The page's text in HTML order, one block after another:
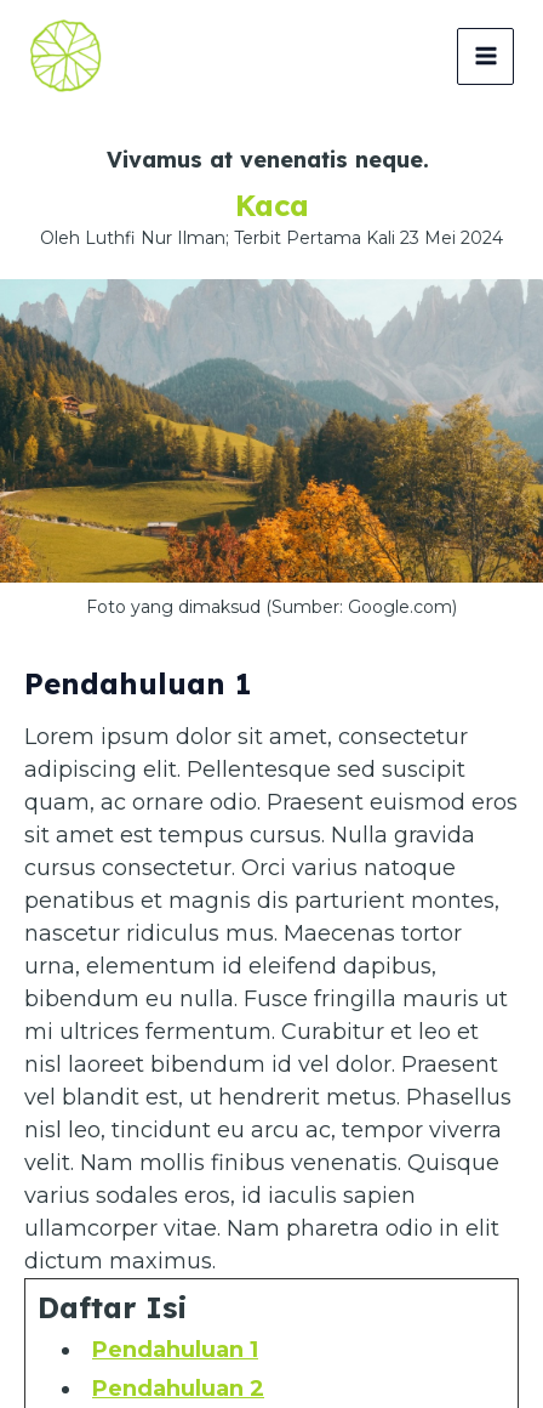
Lewati
konten
Vivamus at venenatis neque.
Kaca
Oleh Luthfi Nur Ilman; Terbit Pertama Kali 23 Mei 2024
Foto yang dimaksud (Sumber: Google.com)
Pendahuluan 1
Lorem ipsum dolor sit amet, consectetur
adipiscing elit. Pellentesque sed suscipit
quam, ac ornare odio. Praesent euismod eros
sit amet est tempus cursus. Nulla gravida
cursus consectetur. Orci varius natoque
penatibus et magnis dis parturient montes,
nascetur ridiculus mus. Maecenas tortor
urna, elementum id eleifend dapibus,
bibendum eu nulla. Fusce fringilla mauris ut
mi ultrices fermentum. Curabitur et leo et
nisl laoreet bibendum id vel dolor. Praesent
vel blandit est, ut hendrerit metus. Phasellus
nisl leo, tincidunt eu arcu ac, tempor viverra
velit. Nam mollis finibus venenatis. Quisque
varius sodales eros, id iaculis sapien
ullamcorper vitae. Nam pharetra odio in elit
dictum maximus.
Daftar Isi
Pendahuluan 1
Pendahuluan 2